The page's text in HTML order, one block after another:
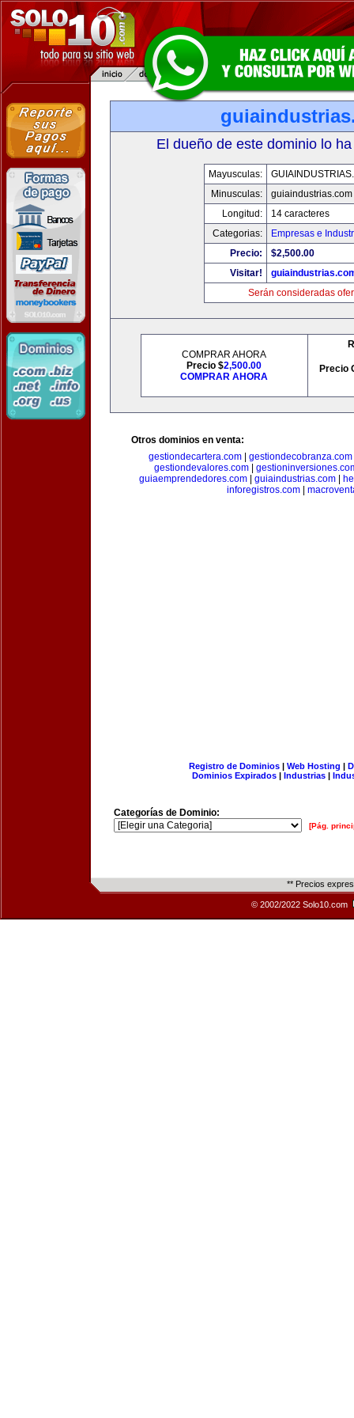
El dueño de este dominio lo
Mayusculas:
Minusculas:
guiaindustrias.com
Longitud:
14 caracteres
Categorias:
Empresas e
Precio:
$2,500.00
Visitar!
Serán consideradas
COMPRAR AHORA
Precio $2,500.00
COMPRAR AHORA
Precio
Otros dominios en venta:
gestiondecartera.com| gestiondecobranza.com
gestiondevalores.com|
guiaemprendedores.com
guiaindustrias.com
inforegistros.com
Registro de Dominios| Web Hosting |
Dominios Expirados | Industrias |
Categorías de Dominio:
[Pág.
** Precios
© 2002/2022 Solo10.com